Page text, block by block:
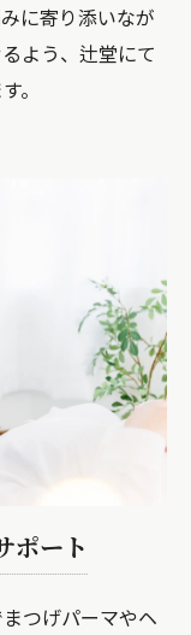
に寄り添いなが
よう、辻堂にて
。
ポート
つげパーマやヘ